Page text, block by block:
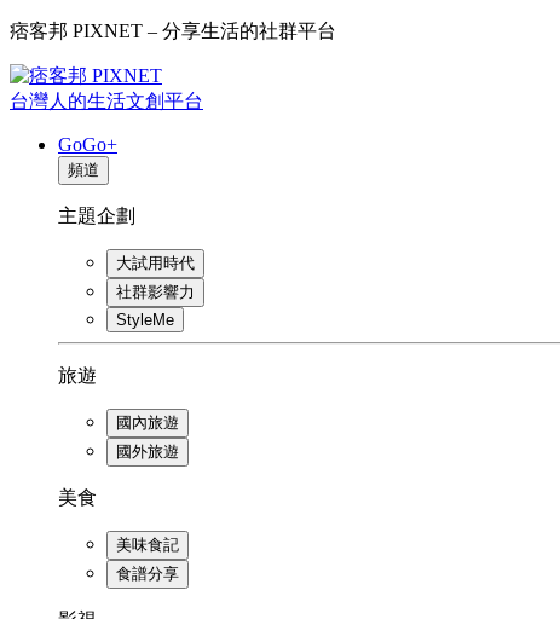
痞客邦 PIXNET – 分享生活的社群平台
台灣人的生活文創平台
GoGo+
頻道
主題企劃
大試用時代
社群影響力
StyleMe
旅遊
國內旅遊
國外旅遊
美食
美味食記
食譜分享